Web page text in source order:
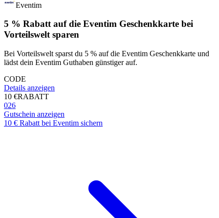
Eventim
5 % Rabatt auf die Eventim Geschenkkarte bei
Vorteilswelt sparen
Bei Vorteilswelt sparst du 5 % auf die Eventim Geschenkkarte und
lädst dein Eventim Guthaben günstiger auf.
CODE
Details anzeigen
10 €RABATT
026
Gutschein anzeigen
10 € Rabatt bei Eventim sichern